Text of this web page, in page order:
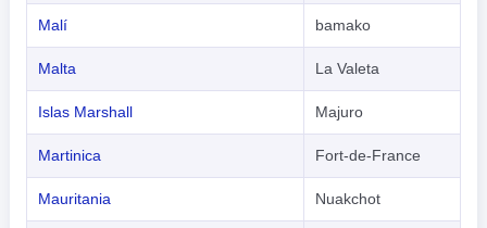
Malí bamako
Malta La Valeta
Islas Marshall Majuro
Martinica Fort-de-France
Mauritania Nuakchot